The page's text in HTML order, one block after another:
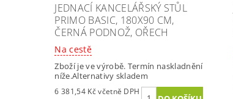
JEDNACÍ KANCELÁŘSKÝ STŮL
PRIMO BASIC, 180X90 CM,
ČERNÁ PODNOŽ, OŘECH
Na cestě
Zboží je ve výrobě. Termín naskladnění
níže.Alternativy skladem
6 381,54 Kč včetně DPH